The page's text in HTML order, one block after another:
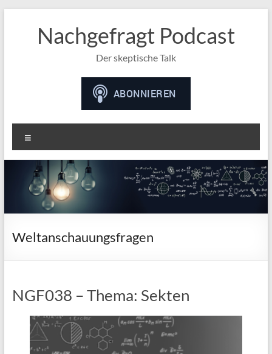
Nachgefragt Podcast
Der skeptische Talk
Weltanschauungsfragen
NGF038 – Thema: Sekten